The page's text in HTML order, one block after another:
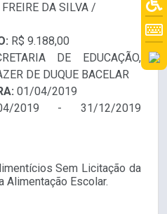
DA SILVA /
R$ 9.188,00
DE EDUCAÇÃO,
DE DUQUE BACELAR
01/04/2019
2019 - 31/12/2019
Sem Licitação da
Alimentação Escolar.